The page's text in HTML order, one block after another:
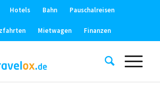
Hotels Bahn Pauschalreisen
Mietwagen Finanzen